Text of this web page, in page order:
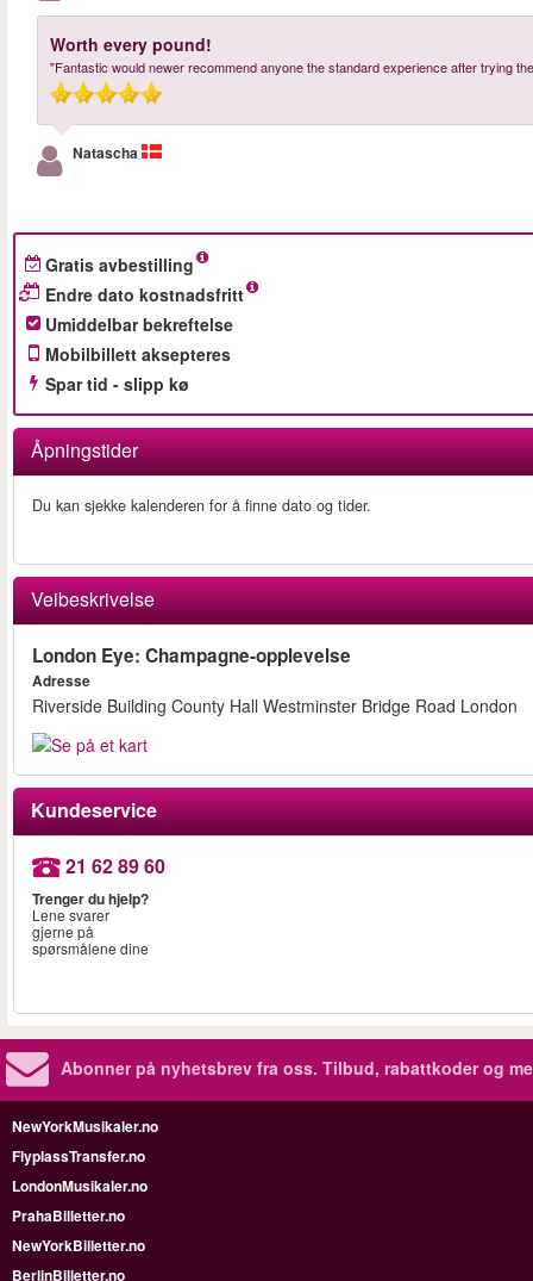
Worth every pound!
"Fantastic would newer recommend anyone the standard experience after trying
Natascha
Gratis avbestilling
Endre dato kostnadsfritt
Umiddelbar bekreftelse
Mobilbillett aksepteres
Spar tid - slipp kø
Åpningstider
Du kan sjekke kalenderen for å finne dato og tider.
Veibeskrivelse
London Eye: Champagne-opplevelse
Adresse
Riverside Building County Hall Westminster Bridge Road London
Kundeservice
21 62 89 60
Trenger du hjelp?
Lene svarer
gjerne på
spørsmålene dine
Abonner på nyhetsbrev fra oss. Tilbud, rabattkoder og
NewYorkMusikaler.no
FlyplassTransfer.no
LondonMusikaler.no
PrahaBilletter.no
NewYorkBilletter.no
BerlinBilletter.no